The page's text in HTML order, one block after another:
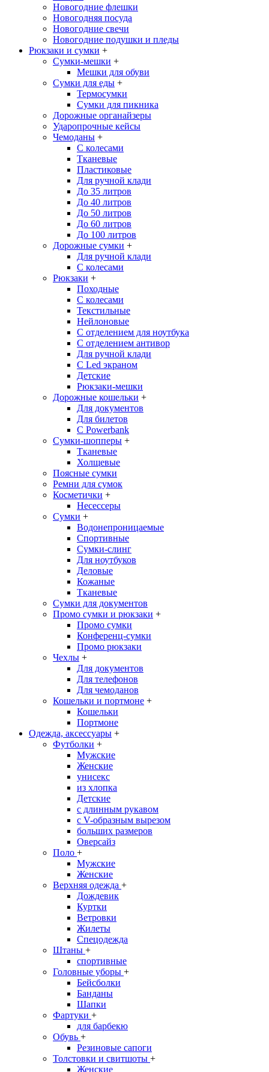
Новогодние флешки
Новогодняя посуда
Новогодние свечи
Новогодние подушки и пледы
Рюкзаки и сумки +
Сумки-мешки +
Мешки для обуви
Сумки для еды +
Термосумки
Сумки для пикника
Дорожные органайзеры
Ударопрочные кейсы
Чемоданы +
С колесами
Тканевые
Пластиковые
Для ручной клади
До 35 литров
До 40 литров
До 50 литров
До 60 литров
До 100 литров
Дорожные сумки +
Для ручной клади
С колесами
Рюкзаки +
Походные
С колесами
Текстильные
Нейлоновые
С отделением для ноутбука
С отделением антивор
Для ручной клади
С Led экраном
Детские
Рюкзаки-мешки
Дорожные кошельки +
Для документов
Для билетов
С Powerbank
Сумки-шопперы +
Тканевые
Холщевые
Поясные сумки
Ремни для сумок
Косметички +
Несессеры
Сумки +
Водонепроницаемые
Спортивные
Сумки-слинг
Для ноутбуков
Деловые
Кожаные
Тканевые
Сумки для документов
Промо сумки и рюкзаки +
Промо сумки
Конференц-сумки
Промо рюкзаки
Чехлы +
Для документов
Для телефонов
Для чемоданов
Кошельки и портмоне +
Кошельки
Портмоне
Одежда, аксессуары +
Футболки +
Мужские
Женские
унисекс
из хлопка
Детские
с длинным рукавом
с V-образным вырезом
больших размеров
Оверсайз
Поло +
Мужские
Женские
Верхняя одежда +
Дождевик
Куртки
Ветровки
Жилеты
Спецодежда
Штаны +
спортивные
Головные уборы +
Бейсболки
Банданы
Шапки
Фартуки +
для барбекю
Обувь +
Резиновые сапоги
Толстовки и свитшоты +
Женские